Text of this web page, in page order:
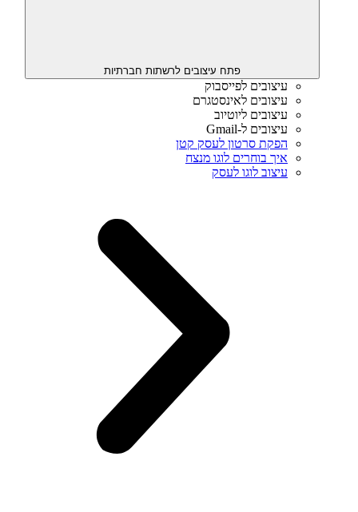
פתח עיצובים לרשתות חברתיות
עיצובים לפייסבוק
עיצובים לאינסטגרם
עיצובים ליוטיוב
עיצובים ל-Gmail
הפקת סרטון לעסק קטן
איך בוחרים לוגו מנצח
עיצוב לוגו לעסק